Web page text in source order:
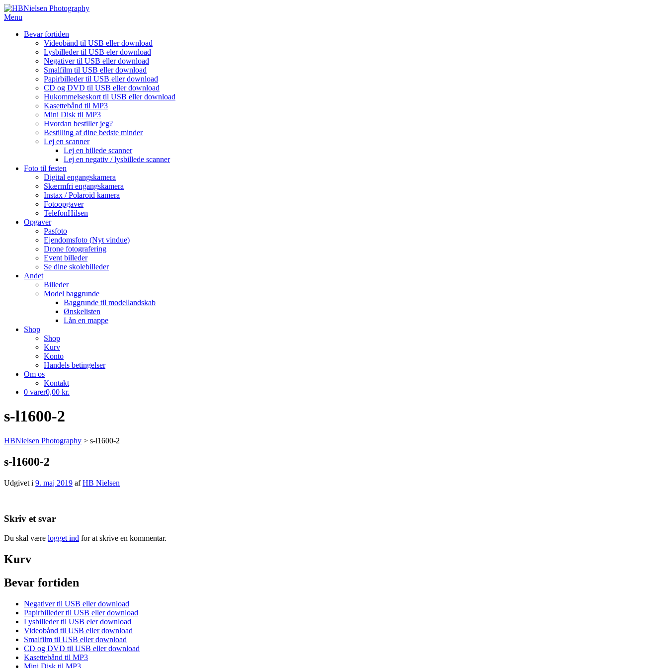
Spring
til
Menu
Bevar fortiden
Videobånd til USB eller download
Lysbilleder til USB eler download
Negativer til USB eller download
Smalfilm til USB eller download
Papirbilleder til USB eller download
CD og DVD til USB eller download
Hukommelseskort til USB eller download
Kasettebånd til MP3
Mini Disk til MP3
Hvordan bestiller jeg?
Bestilling af dine bedste minder
Lej en scanner
Lej en billede scanner
Lej en negativ / lysbillede scanner
Foto til festen
Digital engangskamera
Skærmfri engangskamera
Instax / Polaroid kamera
Fotoopgaver
TelefonHilsen
Opgaver
Pasfoto
Ejendomsfoto (Nyt vindue)
Drone fotografering
Event billeder
Se dine skolebilleder
Andet
Billeder
Model baggrunde
Baggrunde til modellandskab
Ønskelisten
Lån en mappe
Shop
Shop
Kurv
Konto
Handels betingelser
Om os
Kontakt
0 varer0,00 kr.
s-l1600-2
HBNielsen Photography > s-l1600-2
s-l1600-2
Udgivet i 9. maj 2019 afHB Nielsen
Skriv et svar
Du skal være logget ind for at skrive en kommentar.
Kurv
Bevar fortiden
Negativer til USB eller download
Papirbilleder til USB eller download
Lysbilleder til USB eler download
Videobånd til USB eller download
Smalfilm til USB eller download
CD og DVD til USB eller download
Kasettebånd til MP3
Mini Disk til MP3